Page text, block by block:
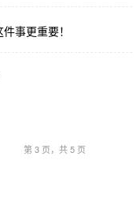
事更重要！
第 3 页，共 5 页